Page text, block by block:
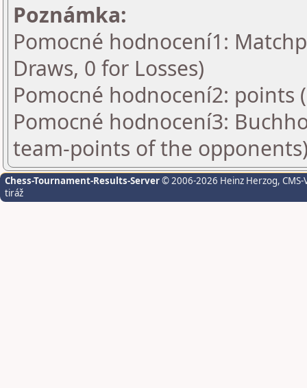
Poznámka:
Pomocné hodnocení1:
Draws, 0 for Losses)
Pomocné hodnocení2: points
Pomocné hodnocení3:
team-points of the
Chess-Tournament-Results-Server© 2006-2026 Heinz Herzog,
tiráž